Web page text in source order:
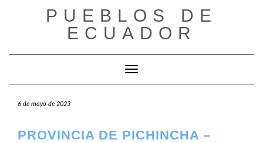
PUEBLOS DE
ECUADOR
Cambiar modo de navegación
6 de mayo de 2023
PROVINCIA DE PICHINCHA –